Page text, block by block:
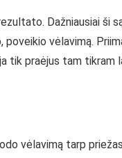
Dažniausiai ši
poveikio vėlavimą.
tik praėjus tam tikram
vėlavimą tarp